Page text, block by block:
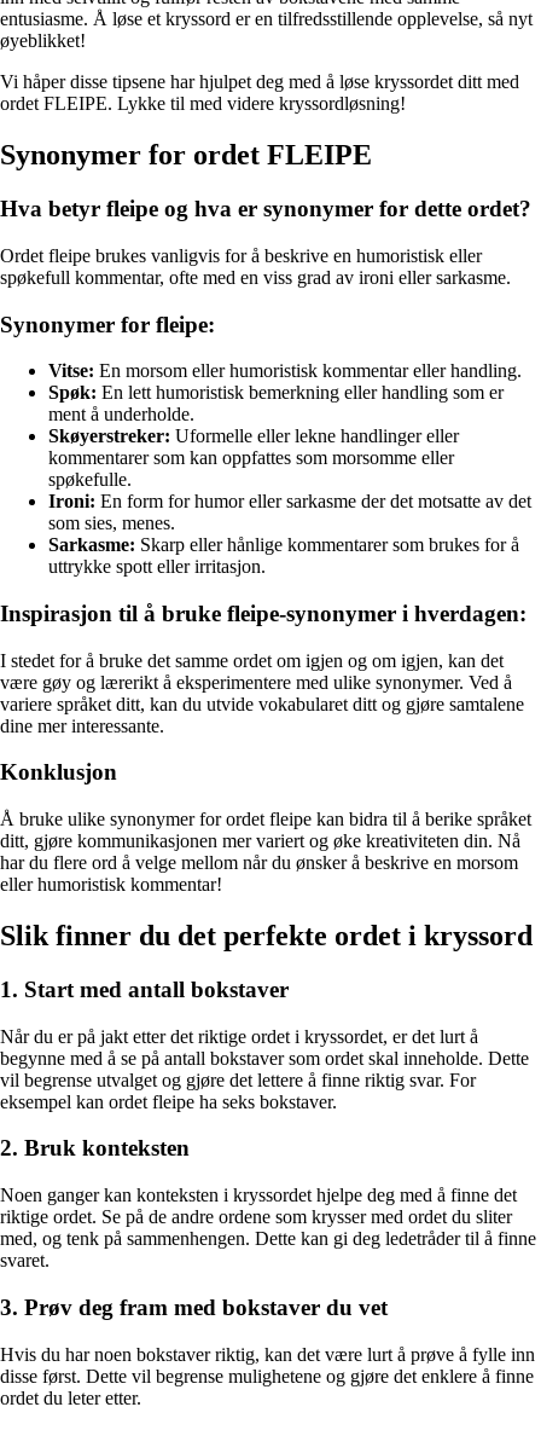
entusiasme. Å løse et kryssord er en tilfredsstillende opplevelse, så nyt
øyeblikket!
Vi håper disse tipsene har hjulpet deg med å løse kryssordet ditt med
ordet FLEIPE. Lykke til med videre kryssordløsning!
Synonymer for ordet FLEIPE
Hva betyr fleipe og hva er synonymer for dette ordet?
Ordet fleipe brukes vanligvis for å beskrive en humoristisk eller
spøkefull kommentar, ofte med en viss grad av ironi eller sarkasme.
Synonymer for fleipe:
Vitse: En morsom eller humoristisk kommentar eller handling.
Spøk: En lett humoristisk bemerkning eller handling som er
ment å underholde.
Skøyerstreker: Uformelle eller lekne handlinger eller
kommentarer som kan oppfattes som morsomme eller
spøkefulle.
Ironi: En form for humor eller sarkasme der det motsatte av det
som sies, menes.
Sarkasme: Skarp eller hånlige kommentarer som brukes for å
uttrykke spott eller irritasjon.
Inspirasjon til å bruke fleipe-synonymer i hverdagen:
I stedet for å bruke det samme ordet om igjen og om igjen, kan det
være gøy og lærerikt å eksperimentere med ulike synonymer. Ved å
variere språket ditt, kan du utvide vokabularet ditt og gjøre samtalene
dine mer interessante.
Konklusjon
Å bruke ulike synonymer for ordet fleipe kan bidra til å berike språket
ditt, gjøre kommunikasjonen mer variert og øke kreativiteten din. Nå
har du flere ord å velge mellom når du ønsker å beskrive en morsom
eller humoristisk kommentar!
Slik finner du det perfekte ordet i kryssord
1. Start med antall bokstaver
Når du er på jakt etter det riktige ordet i kryssordet, er det lurt å
begynne med å se på antall bokstaver som ordet skal inneholde. Dette
vil begrense utvalget og gjøre det lettere å finne riktig svar. For
eksempel kan ordet fleipe ha seks bokstaver.
2. Bruk konteksten
Noen ganger kan konteksten i kryssordet hjelpe deg med å finne det
riktige ordet. Se på de andre ordene som krysser med ordet du sliter
med, og tenk på sammenhengen. Dette kan gi deg ledetråder til å finne
svaret.
3. Prøv deg fram med bokstaver du vet
Hvis du har noen bokstaver riktig, kan det være lurt å prøve å fylle inn
disse først. Dette vil begrense mulighetene og gjøre det enklere å finne
ordet du leter etter.